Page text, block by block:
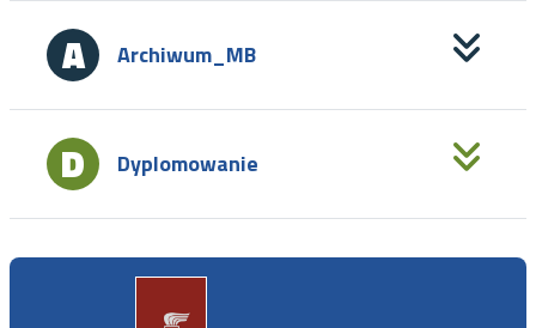
Archiwum_MB
Dyplomowanie